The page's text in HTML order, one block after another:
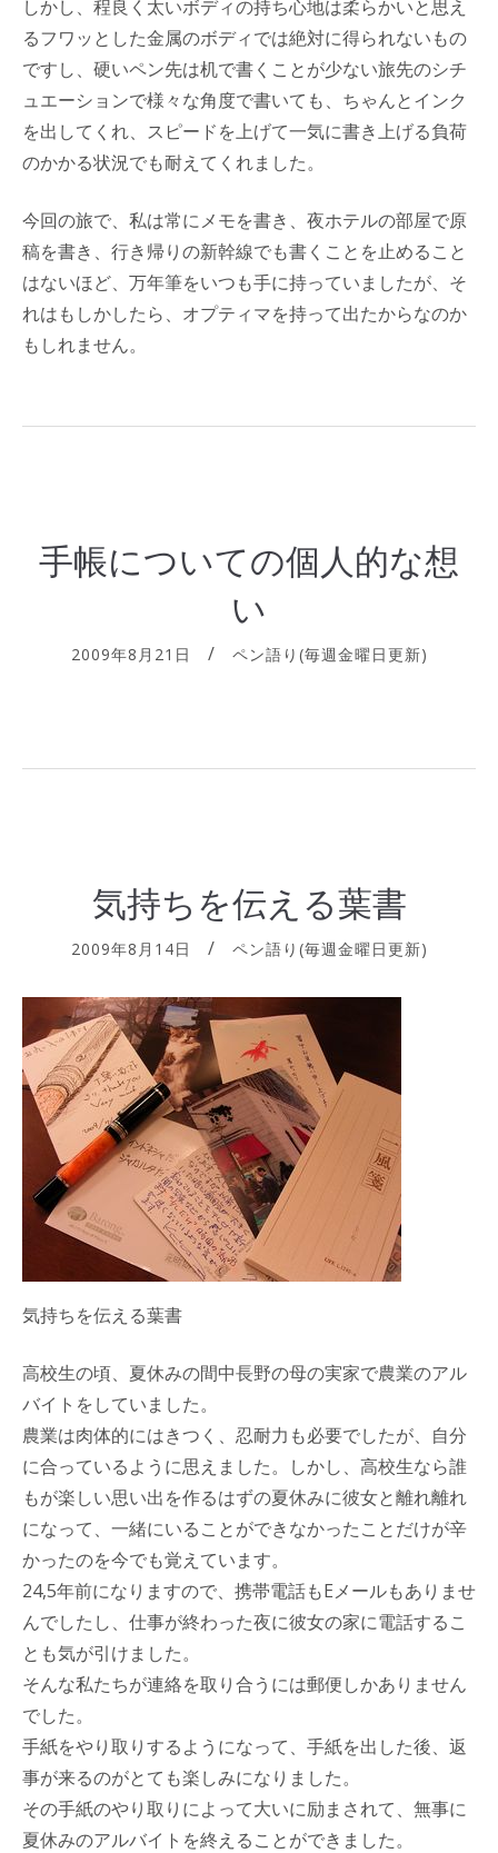
しかし、程良く太いボディの持ち心地は柔らかいと思え
るフワッとした金属のボディでは絶対に得られないもの
ですし、硬いペン先は机で書くことが少ない旅先のシチ
ュエーションで様々な角度で書いても、ちゃんとインク
を出してくれ、スピードを上げて一気に書き上げる負荷
のかかる状況でも耐えてくれました。
今回の旅で、私は常にメモを書き、夜ホテルの部屋で原
稿を書き、行き帰りの新幹線でも書くことを止めること
はないほど、万年筆をいつも手に持っていましたが、そ
れはもしかしたら、オプティマを持って出たからなのか
もしれません。
手帳についての個人的な想
い
2009年8月21日 ペン語り(毎週金曜日更新)
気持ちを伝える葉書
2009年8月14日 ペン語り(毎週金曜日更新)
気持ちを伝える葉書
高校生の頃、夏休みの間中長野の母の実家で農業のアル
バイトをしていました。
農業は肉体的にはきつく、忍耐力も必要でしたが、自分
に合っているように思えました。しかし、高校生なら誰
もが楽しい思い出を作るはずの夏休みに彼女と離れ離れ
になって、一緒にいることができなかったことだけが辛
かったのを今でも覚えています。
24,5年前になりますので、携帯電話もEメールもありませ
んでしたし、仕事が終わった夜に彼女の家に電話するこ
とも気が引けました。
そんな私たちが連絡を取り合うには郵便しかありません
でした。
手紙をやり取りするようになって、手紙を出した後、返
事が来るのがとても楽しみになりました。
その手紙のやり取りによって大いに励まされて、無事に
夏休みのアルバイトを終えることができました。